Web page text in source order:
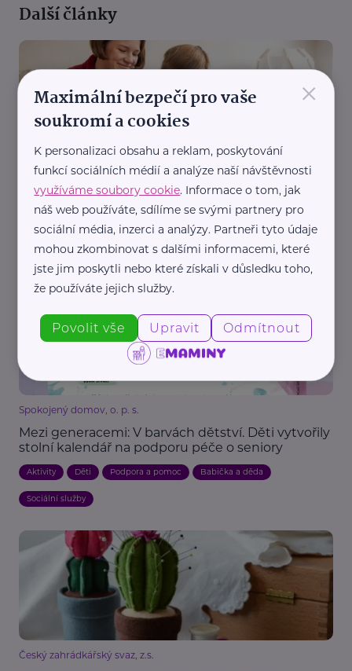
Další články
Diakonie Českobratrské církve evangelické
Naučte děti dělat radost: Zapojte se do projektu
Psaní od srdce a potěšte osamělé seniory
Aktivity Aktuálně Babička a děda Děti Komunikace
Podpora a pomoc
Spokojený domov, o. p. s.
Mezi generacemi: V barvách dětství. Děti vytvořily
stolní kalendář na podporu péče o seniory
Aktivity Děti Podpora a pomoc Babička a děda
Sociální služby
Český zahrádkářský svaz, z.s.
×
Maximální bezpečí pro vaše
soukromí a cookies
K personalizaci obsahu a reklam, poskytování
funkcí sociálních médií a analýze naší návštěvnosti
využíváme soubory cookie. Informace o tom, jak
náš web používáte, sdílíme se svými partnery pro
sociální média, inzerci a analýzy. Partneři tyto údaje
mohou zkombinovat s dalšími informacemi, které
jste jim poskytli nebo které získali v důsledku toho,
že používáte jejich služby.
Povolit vše Upravit Odmítnout